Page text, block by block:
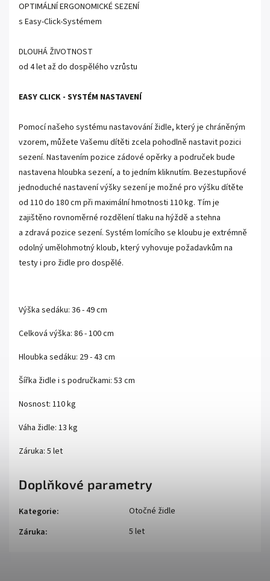
OPTIMÁLNÍ ERGONOMICKÉ SEZENÍ
s Easy-Click-Systémem
DLOUHÁ ŽIVOTNOST
od 4 let až do dospělého vzrůstu
EASY CLICK - SYSTÉM NASTAVENÍ
Pomocí našeho systému nastavování židle, který je chráněným
vzorem, můžete Vašemu dítěti zcela pohodlně nastavit pozici
sezení. Nastavením pozice zádové opěrky a područek bude
nastavena hloubka sezení, a to jedním kliknutím. Bezestupňové
jednoduché nastavení výšky sezení je možné pro výšku dítěte
od 110 do 180 cm při maximální hmotnosti 110 kg. Tím je
zajištěno rovnoměrné rozdělení tlaku na hýždě a stehna
a zdravá pozice sezení. Systém lomícího se kloubu je extrémně
odolný umělohmotný kloub, který vyhovuje požadavkům na
testy i pro židle pro dospělé.
Výška sedáku: 36 - 49 cm
Celková výška: 86 - 100 cm
Hloubka sedáku: 29 - 43 cm
Šířka židle i s područkami: 53 cm
Nosnost: 110 kg
Váha židle: 13 kg
Záruka: 5 let
Doplňkové parametry
Kategorie:
Otočné židle
Záruka: 5 let